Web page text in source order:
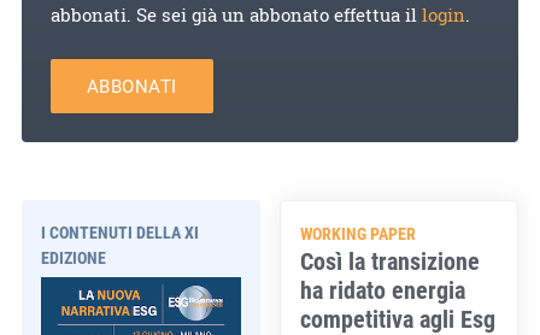
abbonati. Se sei già un abbonato effettua illogin.
ABBONATI
I CONTENUTI DELLA XI
EDIZIONE
WORKING PAPER
Così la transizione
ha ridato energia
competitiva agli Esg